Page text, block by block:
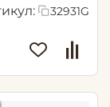
32931G